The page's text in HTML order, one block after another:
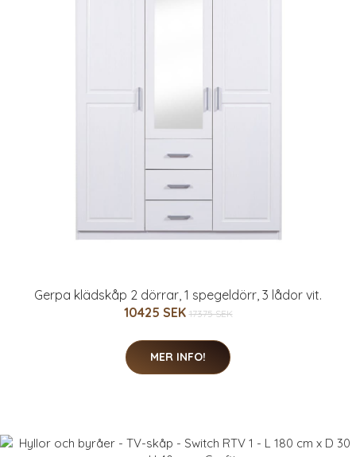
Gerpa klädskåp 2 dörrar, 1 spegeldörr, 3 lådor vit.
10425 SEK 17375 SEK
MER INFO!